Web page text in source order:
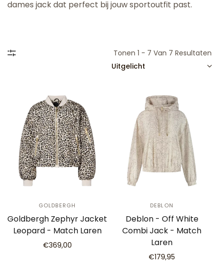
dames jack dat perfect bij jouw sportoutfit past.
Tonen 1 - 7 Van 7 Resultaten
GOLDBERGH
Goldbergh Zephyr Jacket
Leopard - Match Laren
€369,00
DEBLON
Deblon - Off White
Combi Jack - Match
Laren
€179,95